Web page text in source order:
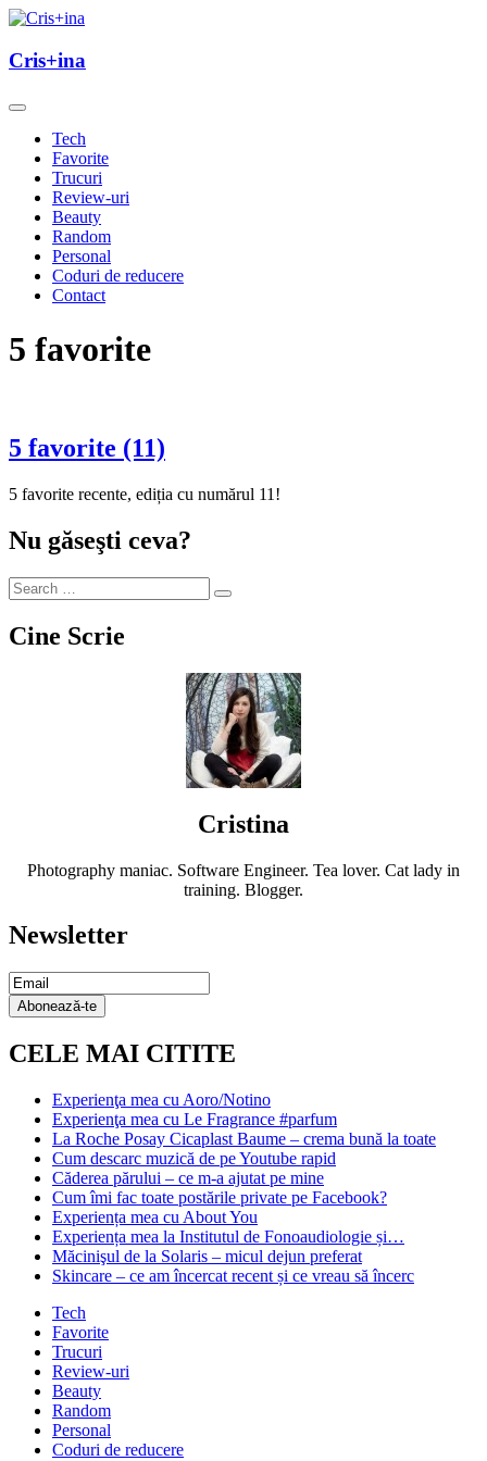
Skip
content
Cris+ina
Cris+ina
Tech
Favorite
Trucuri
Review-uri
Beauty
Random
Personal
Coduri de reducere
Contact
5 favorite
5 favorite (11)
5 favorite recente, ediția cu numărul 11!
Nu găseşti ceva?
Cine Scrie
Cristina
Photography maniac. Software Engineer. Tea lover. Cat lady in
training. Blogger.
Newsletter
Email
Subscription
Abonează-te
CELE MAI CITITE
Experienţa mea cu Aoro/Notino
Experienţa mea cu Le Fragrance #parfum
La Roche Posay Cicaplast Baume – crema bună la toate
Cum descarc muzică de pe Youtube rapid
Căderea părului – ce m-a ajutat pe mine
Cum îmi fac toate postările private pe Facebook?
Experiența mea cu About You
Experiența mea la Institutul de Fonoaudiologie și…
Măcinişul de la Solaris – micul dejun preferat
Skincare – ce am încercat recent și ce vreau să încerc
Tech
Favorite
Trucuri
Review-uri
Beauty
Random
Personal
Coduri de reducere